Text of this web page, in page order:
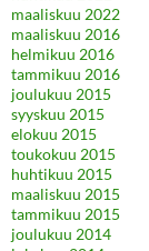
maaliskuu 2022
maaliskuu 2016
helmikuu 2016
tammikuu 2016
joulukuu 2015
syyskuu 2015
elokuu 2015
toukokuu 2015
huhtikuu 2015
maaliskuu 2015
tammikuu 2015
joulukuu 2014